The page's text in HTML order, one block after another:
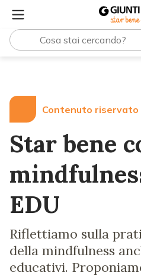
Contenuto riservato
Star bene
EDU
Riflettiamo sulla
della mindfulness
educativi.